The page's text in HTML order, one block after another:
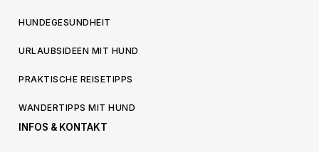
HUNDEGESUNDHEIT
URLAUBSIDEEN MIT HUND
PRAKTISCHE REISETIPPS
WANDERTIPPS MIT HUND
INFOS & KONTAKT